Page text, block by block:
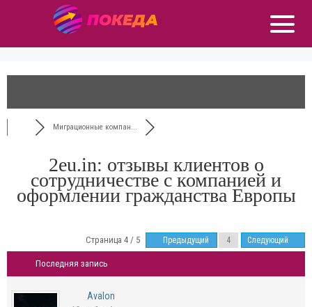
Миграционные компан...
2eu.in: отзывы клиентов о
сотрудничестве с компанией и
оформлении гражданства Европы
Страница 4 / 5 Предыдущий Следующий
Последняя запись
Avalon